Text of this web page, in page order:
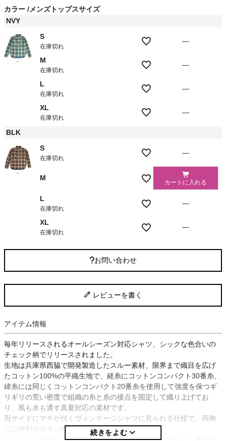
カラー
メンズトップスサイズ
NVY
S
在庫切れ
—
M
在庫切れ
—
L
在庫切れ
—
XL
在庫切れ
—
BLK
S
在庫切れ
—
M
カートに入れる
L
在庫切れ
—
XL
在庫切れ
—
お問い合わせ
レビューを書く
アイテム情報
毎年リリースされるオールシーズン対応シャツ、シックな色合いの
チェック柄でリリースされました。
生地は兵庫県西脇で開発製造したスルー素材、限界まで織目を広げ
たコットン100%の平織生地で、経糸にコットンコンパクト30番糸、
緯糸には同じくコットンコンパクト20番糸を使用して強度を保つギ
リギリの荒い密度で組織の糸と糸の接点を固定して織り上げてお
り、風も水も通す真夏対応の素材です。
両サイドにマチが付くヴィンテージシャツに見られる仕様で、両胸
には便利なボタン付きのポケットが付きます。